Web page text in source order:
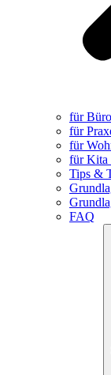
für
für
für
für Kita
Tips &
FAQ